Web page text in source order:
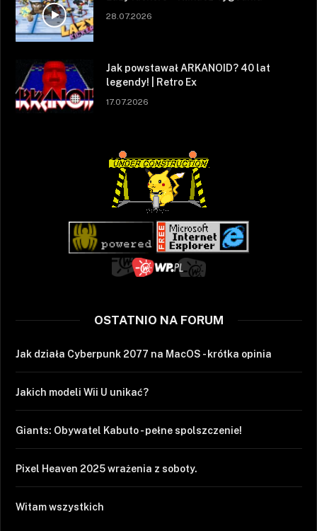
28.07.2026
Jak powstawał ARKANOID? 40 lat
legendy! | Retro Ex
17.07.2026
OSTATNIO NA FORUM
Jak działa Cyberpunk 2077 na MacOS - krótka opinia
Jakich modeli Wii U unikać?
Giants: Obywatel Kabuto - pełne spolszczenie!
Pixel Heaven 2025 wrażenia z soboty.
Witam wszystkich